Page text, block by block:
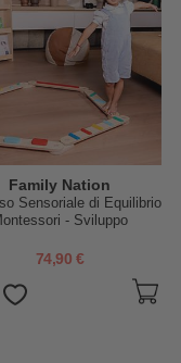
Family Nation
Sensoriale di Equilibrio
- Sviluppo
Legno
74,90 €